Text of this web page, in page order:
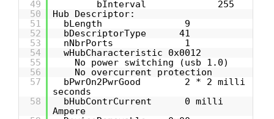
49
bInterval 255
50
Hub Descriptor:
51
bLength 9
52
bDescriptorType 41
53
nNbrPorts 1
54
wHubCharacteristic 0x0012
55
No power switching (usb 1.0)
56
No overcurrent protection
57
bPwrOn2PwrGood 2 * 2 milli
seconds
58
bHubContrCurrent 0 milli
Ampere